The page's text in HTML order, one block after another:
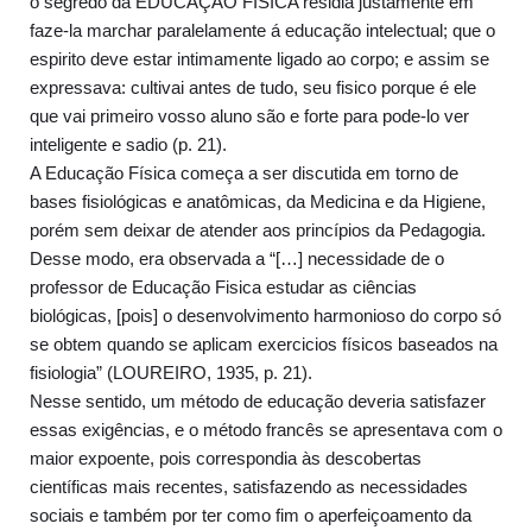
faze-la marchar paralelamente á educação intelectual; que o
espirito deve estar intimamente ligado ao corpo; e assim se
expressava: cultivai antes de tudo, seu fisico porque é ele
que vai primeiro vosso aluno são e forte para pode-lo ver
inteligente e sadio (p. 21).
A Educação Física começa a ser discutida em torno de
bases fisiológicas e anatômicas, da Medicina e da Higiene,
porém sem deixar de atender aos princípios da Pedagogia.
Desse modo, era observada a “[…] necessidade de o
professor de Educação Fisica estudar as ciências
biológicas, [pois] o desenvolvimento harmonioso do corpo só
se obtem quando se aplicam exercicios físicos baseados na
fisiologia” (LOUREIRO, 1935, p. 21).
Nesse sentido, um método de educação deveria satisfazer
essas exigências, e o método francês se apresentava com o
maior expoente, pois correspondia às descobertas
científicas mais recentes, satisfazendo as necessidades
sociais e também por ter como fim o aperfeiçoamento da